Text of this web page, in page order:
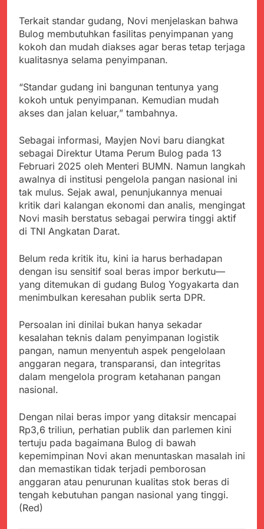
adalah Investasi
Peradaban dan Upaya
Cegah Stunting
Kapolresta Sumenep
Koordinasikan dan
Berangkatkan Empat
Korban Kebakaran KMP
Posko Pusat Tg. Perak
Surabaya
Agustus 5, 2026
SMA Negeri Nyalindung
Sukabumi Diduga
melalui Komite Sekolah,
Disorot karena Dinilai
Bertentangan dengan
Edaran Disdik Jabar
Ketua Umum FSP
Maritim Indonesia
Bantah Isu Mogok
Ada Keputusan Resmi”
Agustus 3, 2026
Alam dan Kehangatan
Gotong Royong di
Desa Sukakersa
Agustus 3, 2026
Korban Tenggelam di
Perairan Giligenting
Ditemukan, Polisi
Pastikan Penanganan
Berjalan Sesuai
Prosedur
Agustus 3, 2026
Terkait standar gudang, Novi menjelaskan bahwa
Bulog membutuhkan fasilitas penyimpanan yang
kokoh dan mudah diakses agar beras tetap terjaga
kualitasnya selama penyimpanan.
“Standar gudang ini bangunan tentunya yang
kokoh untuk penyimpanan. Kemudian mudah
akses dan jalan keluar,” tambahnya.
Sebagai informasi, Mayjen Novi baru diangkat
sebagai Direktur Utama Perum Bulog pada 13
Februari 2025 oleh Menteri BUMN. Namun langkah
awalnya di institusi pengelola pangan nasional ini
tak mulus. Sejak awal, penunjukannya menuai
kritik dari kalangan ekonomi dan analis, mengingat
Novi masih berstatus sebagai perwira tinggi aktif
di TNI Angkatan Darat.
Belum reda kritik itu, kini ia harus berhadapan
dengan isu sensitif soal beras impor berkutu—
yang ditemukan di gudang Bulog Yogyakarta dan
menimbulkan keresahan publik serta DPR.
Persoalan ini dinilai bukan hanya sekadar
kesalahan teknis dalam penyimpanan logistik
pangan, namun menyentuh aspek pengelolaan
anggaran negara, transparansi, dan integritas
dalam mengelola program ketahanan pangan
nasional.
Dengan nilai beras impor yang ditaksir mencapai
Rp3,6 triliun, perhatian publik dan parlemen kini
tertuju pada bagaimana Bulog di bawah
kepemimpinan Novi akan menuntaskan masalah ini
dan memastikan tidak terjadi pemborosan
anggaran atau penurunan kualitas stok beras di
tengah kebutuhan pangan nasional yang tinggi.
(Red)